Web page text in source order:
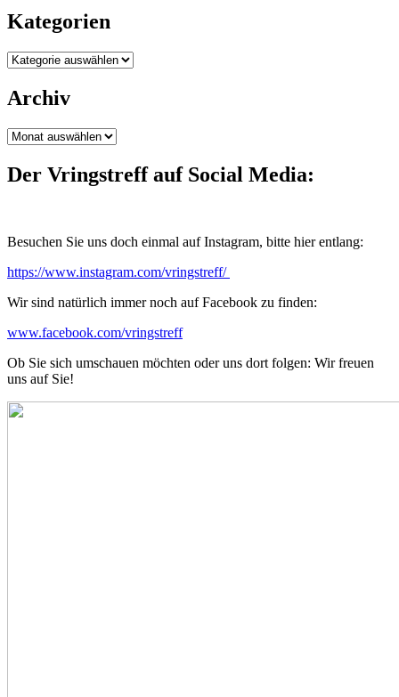
Kategorien
Kategorien
Archiv
Archiv
Der Vringstreff auf Social Media:
Besuchen Sie uns doch einmal auf Instagram, bitte hier entlang:
https://www.instagram.com/vringstreff/
Wir sind natürlich immer noch auf Facebook zu finden:
www.facebook.com/vringstreff
Ob Sie sich umschauen möchten oder uns dort folgen: Wir freuen
uns auf Sie!